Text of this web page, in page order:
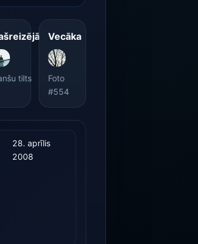
tilts
Vecāka
Foto
#554
28. aprīlis
2008